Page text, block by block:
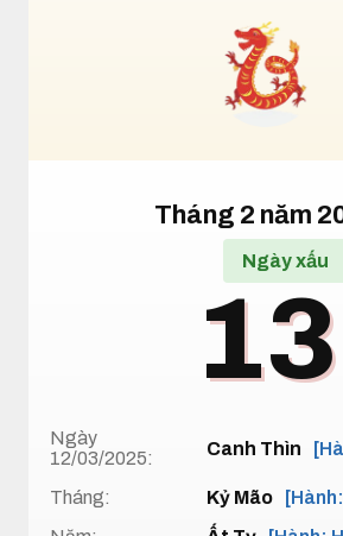
Tháng 2 năm
Ngày xấu
13
Ngày
12/03/2025:
Canh Thìn
Tháng: Kỷ Mão